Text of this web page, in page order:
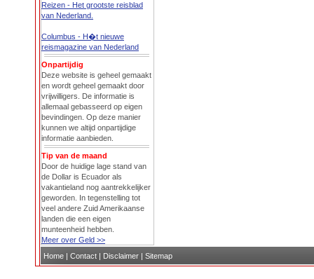
Reizen - Het grootste reisblad
van Nederland.
Columbus - H�t nieuwe
reismagazine van Nederland
Onpartijdig
Deze website is geheel gemaakt
en wordt geheel gemaakt door
vrijwilligers. De informatie is
allemaal gebasseerd op eigen
bevindingen. Op deze manier
kunnen we altijd onpartijdige
informatie aanbieden.
Tip van de maand
Door de huidige lage stand van
de Dollar is Ecuador als
vakantieland nog aantrekkelijker
geworden. In tegenstelling tot
veel andere Zuid Amerikaanse
landen die een eigen
munteenheid hebben.
Meer over Geld >>
Home | Contact | Disclaimer | Sitemap